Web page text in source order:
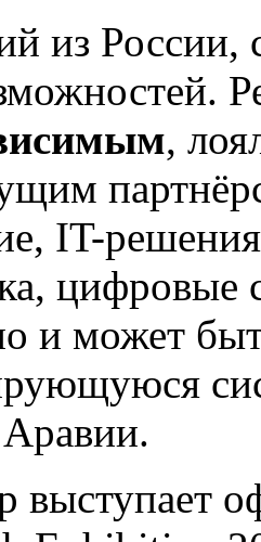
из России,
,
IT-
цифровые
и может
выступает